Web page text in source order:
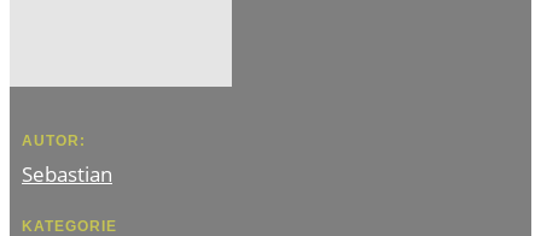
AUTOR:
Sebastian
KATEGORIE